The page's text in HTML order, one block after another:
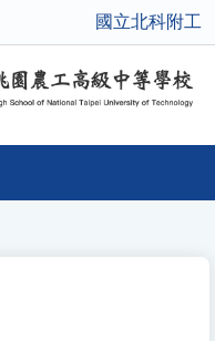
國立北科附工